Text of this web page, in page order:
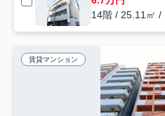
14階 / 25.11㎡ /
賃貸マンション